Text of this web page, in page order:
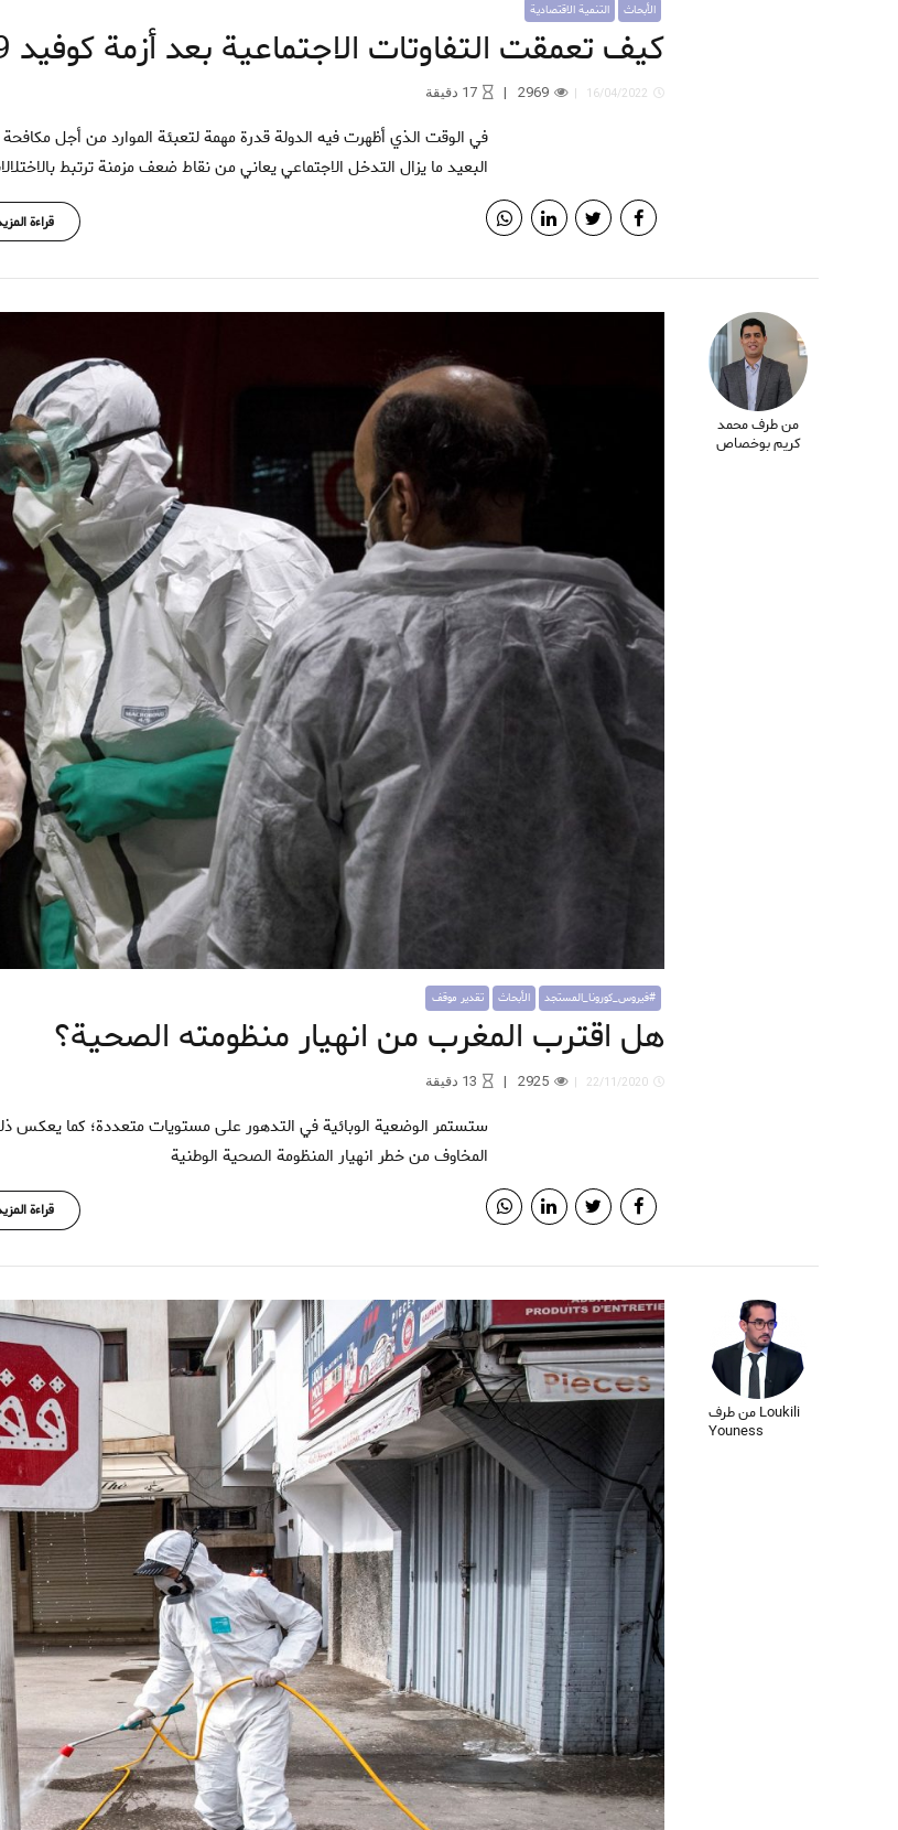
الأبحاث التنمية الاقتصادية
كيف تعمقت التفاوتات الاجتماعية بعد أزمة كوفيد 19؟
16/04/2022
2969
17 دقيقة
في الوقت الذي أظهرت فيه الدولة قدرة مهمة لتعبئة الموارد من أجل مكافحة كوفيد-19 على المدى القصير، إلا أنه على المدى
البعيد ما يزال التدخل الاجتماعي يعاني من نقاط ضعف مزمنة ترتبط
قراءة
من طرف محمد
كريم بوخصاص
#فيروس_كورونا_المستجد الأبحاث تقدير موقف
هل اقترب المغرب من انهيار منظومته الصحية؟
22/11/2020
2925
13 دقيقة
ستستمر الوضعية الوبائية في التدهور على مستويات متعددة؛ كما يعكس ذلك الارتفاع المتواصل في عدد الإصابات، ما يعزز
المخاوف من خطر انهيار المنظومة الصحية الوطنية
قراءة
من طرف Loukili
Youness